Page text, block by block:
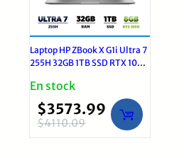
Laptop HP ZBook X G1i Ultra 7
255H 32GB 1TB SSD RTX 1000
En stock
$4110.09
$3573.99